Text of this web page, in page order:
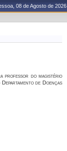
08 de Agosto de 2026
professor do magistério
de Doenças